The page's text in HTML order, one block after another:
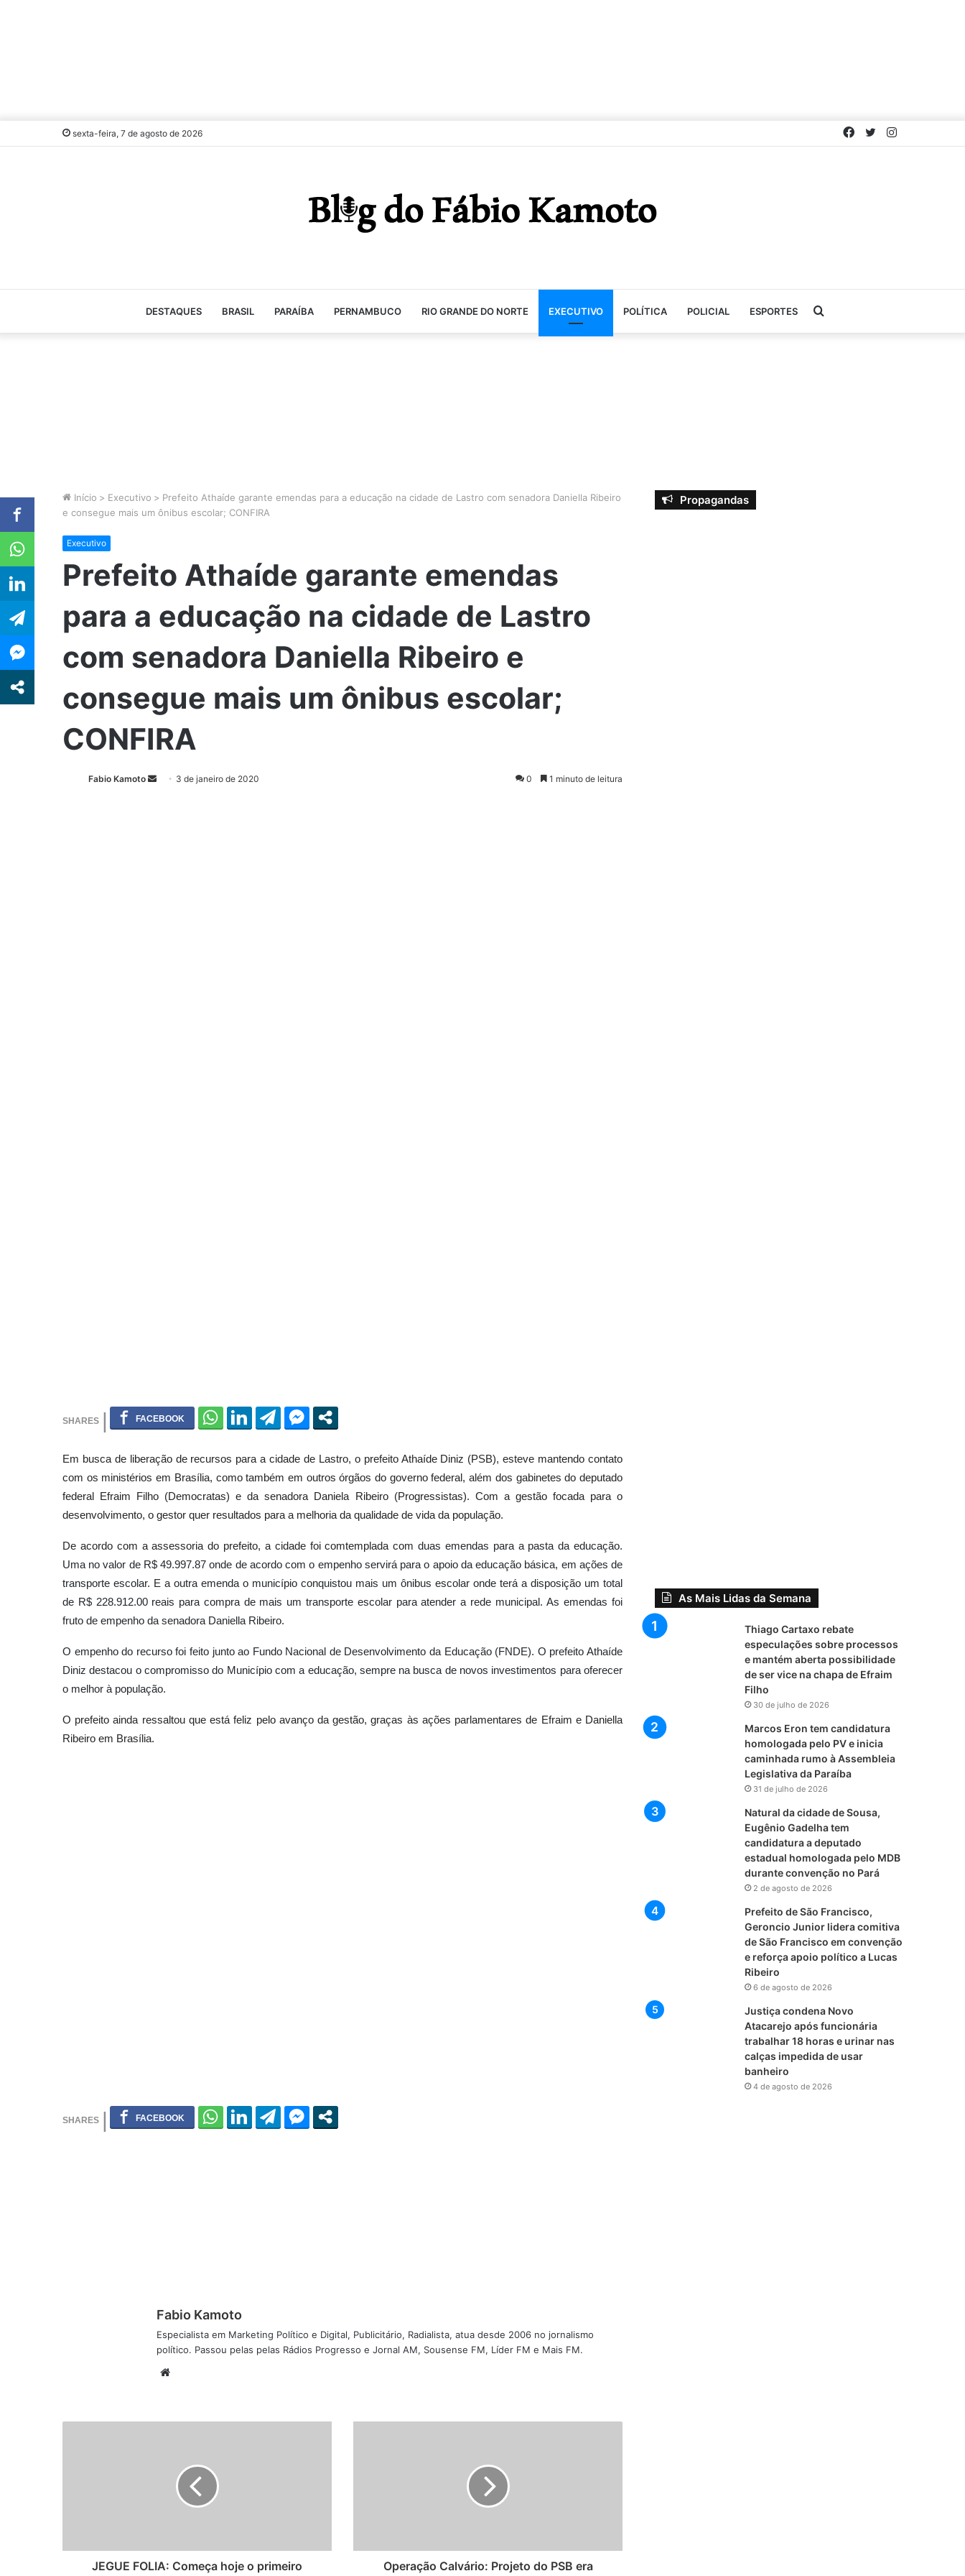
sexta-feira, 7 de agosto de 2026 Twitter
Facebook
DESTAQUES BRASIL PARAÍBA PERNAMBUCO RIO GRANDE DO NORTE EXECUTIVO POLÍTICA POLICIAL ESPORTES Procurar
Início > Executivo > Prefeito Athaíde garante emendas para a educação na cidade de Lastro com senadora Daniella Ribeiro
e consegue mais um ônibus escolar; CONFIRA
Executivo
Prefeito Athaíde garante emendas
para a educação na cidade de Lastro
com senadora Daniella Ribeiro e
consegue mais um ônibus escolar;
CONFIRA
Fabio Kamoto 3 de janeiro de 2020 0 1 minuto de leitura
Em busca de liberação de recursos para a cidade de Lastro, o prefeito Athaíde Diniz (PSB), esteve mantendo contato
com os ministérios em Brasília, como também em outros órgãos do governo federal, além dos gabinetes do deputado
federal Efraim Filho (Democratas) e da senadora Daniela Ribeiro (Progressistas). Com a gestão focada para o
desenvolvimento, o gestor quer resultados para a melhoria da qualidade de vida da população.
De acordo com a assessoria do prefeito, a cidade foi comtemplada com duas emendas para a pasta da educação.
Uma no valor de R$ 49.997.87 onde de acordo com o empenho servirá para o apoio da educação básica, em ações de
transporte escolar. E a outra emenda o município conquistou mais um ônibus escolar onde terá a disposição um total
de R$ 228.912.00 reais para compra de mais um transporte escolar para atender a rede municipal.As emendas foi
fruto de empenho da senadora Daniella Ribeiro.
O empenho do recurso foi feito junto ao Fundo Nacional de Desenvolvimento da Educação (FNDE). O prefeito Athaíde
Diniz destacou o compromisso do Município com a educação, sempre na busca de novos investimentos para oferecer
o melhor à população.
O prefeito ainda ressaltou que está feliz pelo avanço da gestão, graças às ações parlamentares de Efraim e Daniella
Ribeiro em Brasília.
Fabio Kamoto
Especialista em Marketing Político e Digital, Publicitário, Radialista, atua desde 2006 no jornalismo
político. Passou pelas pelas Rádios Progresso e Jornal AM, Sousense FM, Líder FM e Mais FM.
s
JEGUE FOLIA: Começa hoje o primeiro
Operação Calvário: Projeto do PSB era
Propagandas
As Mais Lidas da Semana
Thiago Cartaxo rebate
especulações sobre processos
e mantém aberta possibilidade
de ser vice na chapa de Efraim
Filho
30 de julho de 2026
Marcos Eron tem candidatura
homologada pelo PV e inicia
caminhada rumo à Assembleia
Legislativa da Paraíba
31 de julho de 2026
Natural da cidade de Sousa,
Eugênio Gadelha tem
candidatura a deputado
estadual homologada pelo MDB
durante convenção no Pará
2 de agosto de 2026
Prefeito de São Francisco,
Geroncio Junior lidera comitiva
de São Francisco em convenção
e reforça apoio político a Lucas
Ribeiro
6 de agosto de 2026
Justiça condena Novo
Atacarejo após funcionária
trabalhar 18 horas e urinar nas
calças impedida de usar
banheiro
4 de agosto de 2026